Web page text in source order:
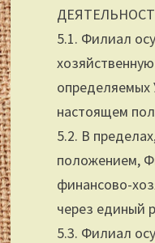
5.1. Филиал
определяемых
настоящем
5.2. В
положением,
финансово-
через единый
5.3. Филиал